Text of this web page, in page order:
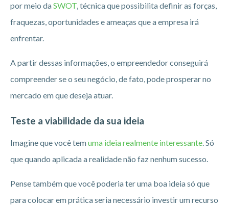
por meio daSWOT, técnica que possibilita definir as forças,
fraquezas, oportunidades e ameaças que a empresa irá
enfrentar.
A partir dessas informações, o empreendedor conseguirá
compreender se o seu negócio, de fato, pode prosperar no
mercado em que deseja atuar.
Teste a viabilidade da sua ideia
Imagine que você temuma ideia realmente interessante. Só
que quando aplicada a realidade não faz nenhum sucesso.
Pense também que você poderia ter uma boa ideia só que
para colocar em prática seria necessário investir um recurso